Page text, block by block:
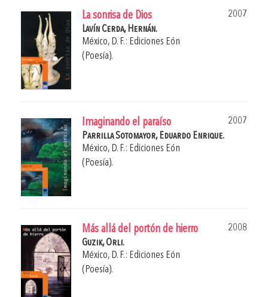
La sonrisa de Dios
2007
Lavín Cerda, Hernán.
México, D. F.: Ediciones Eón
(Poesía).
Imaginando el paraíso
2007
Parrilla Sotomayor, Eduardo Enrique.
México, D. F.: Ediciones Eón
(Poesía).
Más allá del portón de hierro
2008
Guzik, Orli.
México, D. F.: Ediciones Eón
(Poesía).